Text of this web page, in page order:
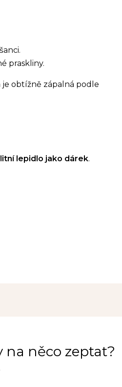
praskliny.
je obtížně zápalná podle
lepidlo jako dárek.
na něco zeptat?